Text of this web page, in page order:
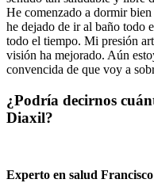
He comenzado a dormir
he dejado de ir al baño todo
todo el tiempo. Mi presión
visión ha mejorado. Aún
convencida de que voy a
¿Podría decirnos
Diaxil?
Experto en salud